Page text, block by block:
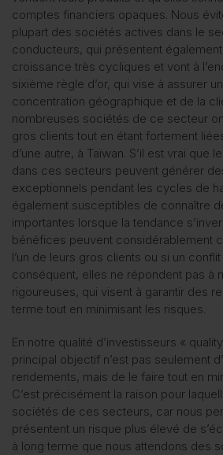
comptes financiers opaques. Nous
plupart des sociétés actives dans le
conducteurs, qui présentent
croissance très cycliques et vont à
sixième règle d’or, qui vise à assurer
concentration géographique et de la
nombreuses sociétés de ce secteur
gros clients tout en étant fortement
d’une autre, à Taïwan. S’il est vrai que
dans ces secteurs peuvent générer
exceptionnels pendant les cycles de
également susceptibles de connaître
importantes lorsque la tendance
bénéfices peuvent considérablement
l’un de leurs gros clients ou si un
conséquent, elles ne répondent pas à
rigoureuses, qui visent à garantir des
terme tout en minimisant les risques.
En notre qualité d’investisseurs «
principal objectif n’est pas seulement
rendements, mais de le faire tout en
C’est précisément la raison pour
sociétés de ces secteurs, car nous
présentent un risque plus élevé de
à long terme que nous attendons des